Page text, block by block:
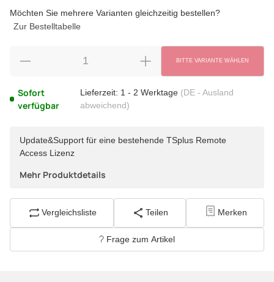
Möchten Sie mehrere Varianten gleichzeitig bestellen?
Zur Bestelltabelle
BITTE VARIANTE WÄHLEN
Sofort
verfügbar
Lieferzeit: 1 - 2 Werktage (DE - Ausland
abweichend)
Update&Support für eine bestehende TSplus Remote
Access Lizenz
Mehr Produktdetails
Vergleichsliste Teilen Merken
Frage zum Artikel